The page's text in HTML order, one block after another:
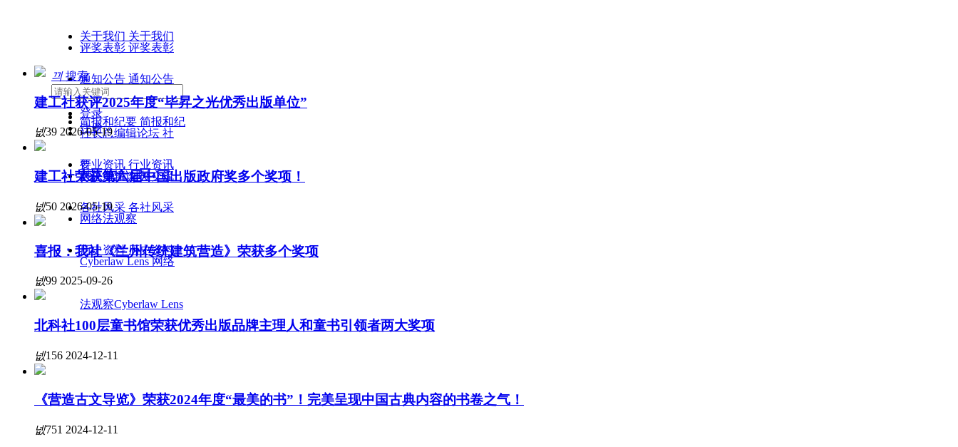
关于我们 关于我们
通知公告 通知公告
简报和纪要 简报和纪
要
行业资讯 行业资讯
各社风采 各社风采
历史资料 历史资料
评奖表彰 评奖表彰
编辑策划
社长总编辑论坛 社
长总编辑论坛
对外交流 对外交流
网络法观察
Cyberlaw Lens 网络
法观察Cyberlaw Lens
끠 搜索
登录
注册
建工社获评2025年度“毕昇之光优秀出版单位”
넶39 2026-05-19
建工社荣获第六届中国出版政府奖多个奖项！
넶50 2026-05-19
喜报：我社《兰州传统建筑营造》荣获多个奖项
넶99 2025-09-26
北科社100层童书馆荣获优秀出版品牌主理人和童书引领者两大奖项
넶156 2024-12-11
《营造古文导览》荣获2024年度“最美的书”！完美呈现中国古典内容的书卷之气！
넶751 2024-12-11